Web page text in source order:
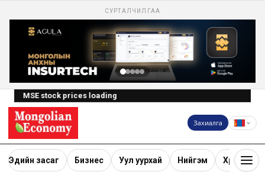
СУРТАЛЧИЛГАА
MSE stock prices loading
Захиалга
Эдийн засаг Бизнес Уул уурхай Нийгэм Хөрөнгө